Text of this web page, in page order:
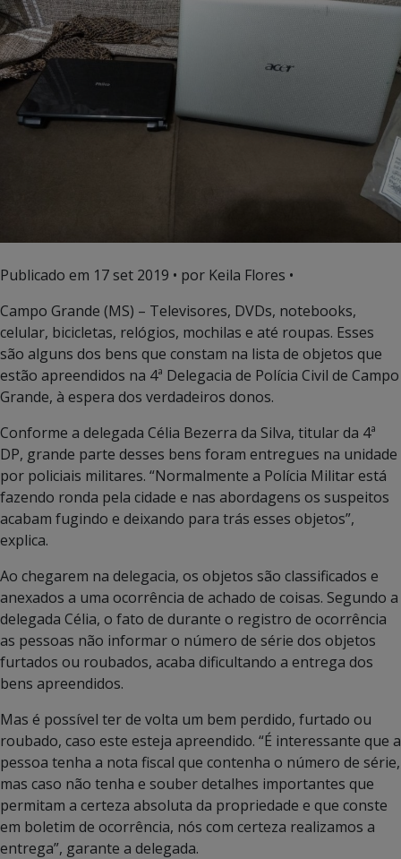
Publicado em 17 set 2019 • por Keila Flores •
Campo Grande (MS) – Televisores, DVDs, notebooks,
celular, bicicletas, relógios, mochilas e até roupas. Esses
são alguns dos bens que constam na lista de objetos que
estão apreendidos na 4ª Delegacia de Polícia Civil de Campo
Grande, à espera dos verdadeiros donos.
Conforme a delegada Célia Bezerra da Silva, titular da 4ª
DP, grande parte desses bens foram entregues na unidade
por policiais militares. “Normalmente a Polícia Militar está
fazendo ronda pela cidade e nas abordagens os suspeitos
acabam fugindo e deixando para trás esses objetos”,
explica.
Ao chegarem na delegacia, os objetos são classificados e
anexados a uma ocorrência de achado de coisas. Segundo a
delegada Célia, o fato de durante o registro de ocorrência
as pessoas não informar o número de série dos objetos
furtados ou roubados, acaba dificultando a entrega dos
bens apreendidos.
Mas é possível ter de volta um bem perdido, furtado ou
roubado, caso este esteja apreendido. “É interessante que a
pessoa tenha a nota fiscal que contenha o número de série,
mas caso não tenha e souber detalhes importantes que
permitam a certeza absoluta da propriedade e que conste
em boletim de ocorrência, nós com certeza realizamos a
entrega”, garante a delegada.